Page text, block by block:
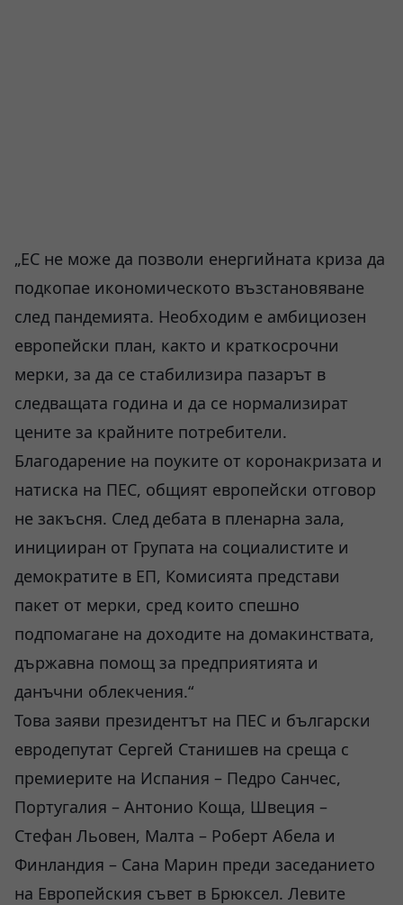
„ЕС не може да позволи енергийната криза да
подкопае икономическото възстановяване
след пандемията. Необходим е амбициозен
европейски план, както и краткосрочни
мерки, за да се стабилизира пазарът в
следващата година и да се нормализират
цените за крайните потребители.
Благодарение на поуките от коронакризата и
натиска на ПЕС, общият европейски отговор
не закъсня. След дебата в пленарна зала,
иницииран от Групата на социалистите и
демократите в ЕП, Комисията представи
пакет от мерки, сред които спешно
подпомагане на доходите на домакинствата,
държавна помощ за предприятията и
данъчни облекчения.“
Това заяви президентът на ПЕС и български
евродепутат Сергей Станишев на среща с
премиерите на Испания – Педро Санчес,
Португалия – Антонио Коща, Швеция –
Стефан Льовен, Малта – Роберт Абела и
Финландия – Сана Марин преди заседанието
на Европейския съвет в Брюксел. Левите